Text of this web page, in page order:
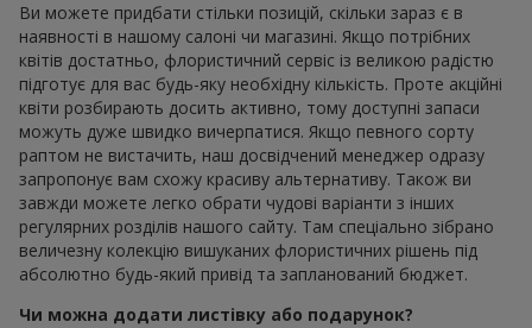
Ви можете придбати стільки позицій, скільки зараз є в
наявності в нашому салоні чи магазині. Якщо потрібних
квітів достатньо, флористичний сервіс із великою радістю
підготує для вас будь-яку необхідну кількість. Проте акційні
квіти розбирають досить активно, тому доступні запаси
можуть дуже швидко вичерпатися. Якщо певного сорту
раптом не вистачить, наш досвідчений менеджер одразу
запропонує вам схожу красиву альтернативу. Також ви
завжди можете легко обрати чудові варіанти з інших
регулярних розділів нашого сайту. Там спеціально зібрано
величезну колекцію вишуканих флористичних рішень під
абсолютно будь-який привід та запланований бюджет.
Чи можна додати листівку або подарунок?